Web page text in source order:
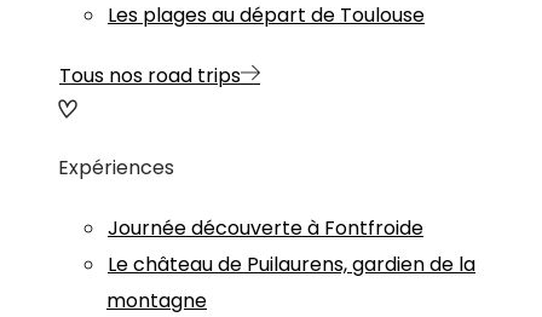
Les plages au départ de Toulouse
Tous nos road trips
Expériences
Journée découverte à Fontfroide
Le château de Puilaurens, gardien de la
montagne